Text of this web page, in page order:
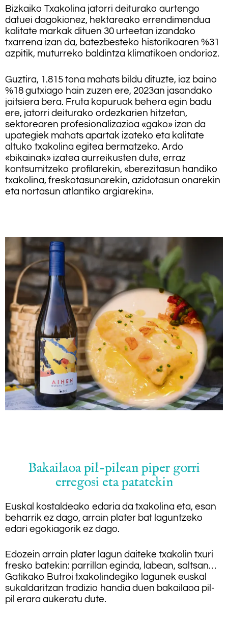
Bizkaiko Txakolina jatorri deiturako aurtengo
datuei dagokionez, hektareako errendimendua
kalitate markak dituen 30 urteetan izandako
txarrena izan da, batezbesteko historikoaren %31
azpitik, muturreko baldintza klimatikoen ondorioz.
Guztira, 1.815 tona mahats bildu dituzte, iaz baino
%18 gutxiago hain zuzen ere, 2023an jasandako
jaitsiera bera. Fruta kopuruak behera egin badu
ere, jatorri deiturako ordezkarien hitzetan,
sektorearen profesionalizazioa «gako» izan da
upategiek mahats apartak izateko eta kalitate
altuko txakolina egitea bermatzeko. Ardo
«bikainak» izatea aurreikusten dute, erraz
kontsumitzeko profilarekin, «berezitasun handiko
txakolina, freskotasunarekin, azidotasun onarekin
eta nortasun atlantiko argiarekin».
Bakailaoa pil-pilean piper gorri
erregosi eta patatekin
Euskal kostaldeako edaria da txakolina eta, esan
beharrik ez dago, arrain plater bat laguntzeko
edari egokiagorik ez dago.
Edozein arrain plater lagun daiteke txakolin txuri
fresko batekin: parrillan eginda, labean, saltsan…
Gatikako Butroi txakolindegiko lagunek euskal
sukaldaritzan tradizio handia duen bakailaoa pil-
pil erara aukeratu dute.